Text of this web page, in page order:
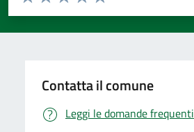
Valuta 5 stelle su 5
Valuta 4 stelle su 5
Valuta 3 stelle su 5
Valuta 2 stelle su 5
Valuta 1 stelle su 5
Contatta il comune
Leggi le domande frequenti